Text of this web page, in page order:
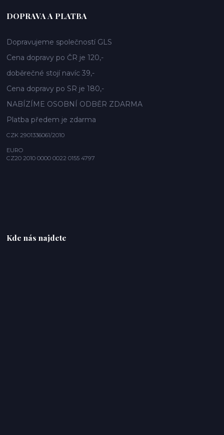
DOPRAVA A PLATBA
Dopravujeme společností GLS
Cena dopravy po ČR je 120,-
doběrečné stojí navíc 39,-
Cena dopravy po SR je 180,-
NABÍZÍME OSOBNÍ ODBĚR ZDARMA
Platba předem je zdarma
CZK 2901336061/2010
EURO
CZ20 2010 0000 0022 0155 4797
Kde nás najdete